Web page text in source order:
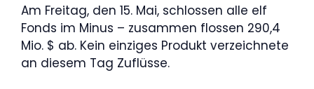
Am Freitag, den 15. Mai, schlossen alle elf
Fonds im Minus – zusammen flossen 290,4
Mio. $ ab. Kein einziges Produkt verzeichnete
an diesem Tag Zuflüsse.